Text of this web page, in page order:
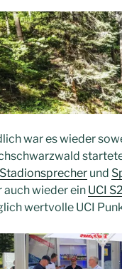
war es wieder
Stadionsprecher und
auch wieder ein UCI
wertvolle UCI